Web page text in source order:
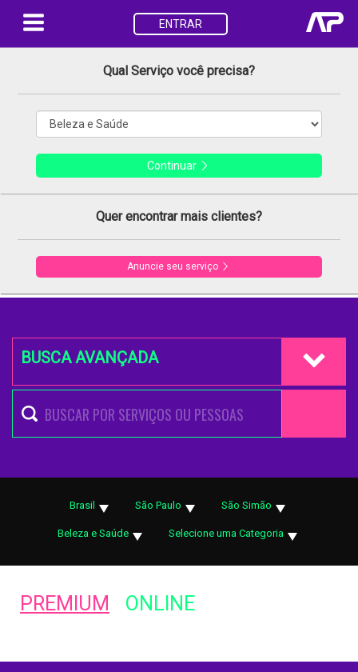
ENTRAR
Qual Serviço você precisa?
Continuar
Quer encontrar mais clientes?
Anuncie seu serviço
BUSCA AVANÇADA
Brasil São Paulo São Simão
Beleza e Saúde Selecione uma Categoria
PREMIUM ONLINE